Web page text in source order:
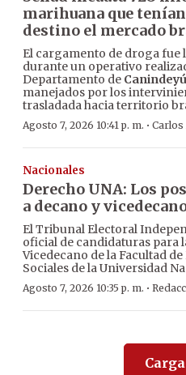
marihuana que
destino el mercado
El cargamento de droga fue
durante un operativo
Departamento de Canindeyú
manejados por los
trasladada hacia territorio
Agosto 7, 2026 10:41 p. m. · Carlos
Nacionales
Derecho UNA: Los
a decano y
El Tribunal Electoral
oficial de candidaturas para
Vicedecano de la Facultad
Sociales de la Universidad
Agosto 7, 2026 10:35 p. m. ·